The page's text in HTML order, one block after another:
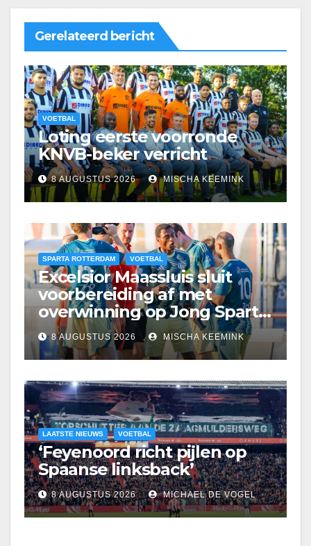
Gerelateerd bericht
VOETBAL
Loting eerste voorronde
KNVB-beker verricht
8 AUGUSTUS 2026 MISCHA KEEMINK
SPARTA ROTTERDAM VOETBAL
Excelsior Maassluis sluit
voorbereiding af met
overwinning op Jong Sparta
Rotterdam
8 AUGUSTUS 2026 MISCHA KEEMINK
LAATSTE NIEUWS VOETBAL
‘Feyenoord richt pijlen op
Spaanse linksback’
8 AUGUSTUS 2026 MICHAEL DE VOGEL